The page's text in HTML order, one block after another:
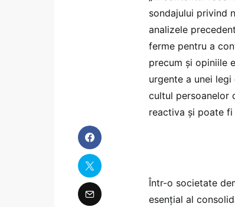
sondajului privind
analizele
ferme pentru a
precum şi opiniile
urgente a unei
cultul persoanelor
reactiva şi poate fi
Într-o societate
esenţial al